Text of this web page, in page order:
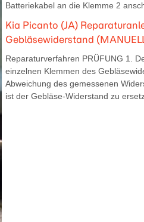
Batteriekabel an die Klemme 2
Kia Picanto (JA)
Gebläsewiderstand
Reparaturverfahren PRÜFUNG 1.
einzelnen Klemmen des
Abweichung des gemessenen
ist der Gebläse-Widerstand zu